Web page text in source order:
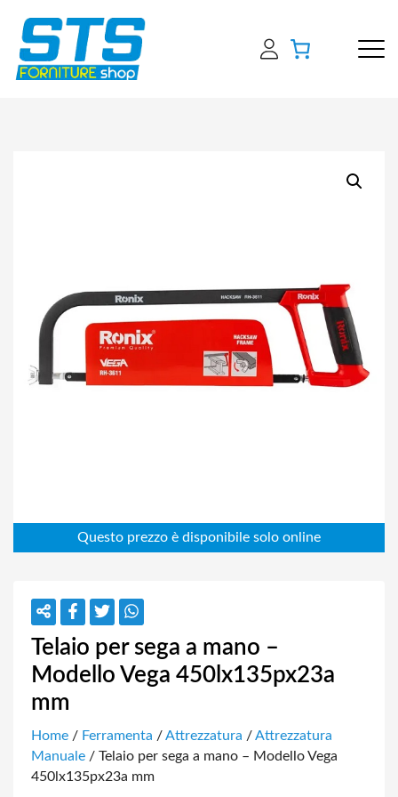
Telaio per sega a mano –
Modello Vega 450lx135px23a
mm
Home / Ferramenta /Attrezzatura /Attrezzatura
Manuale / Telaio per sega a mano – Modello Vega
450lx135px23a mm